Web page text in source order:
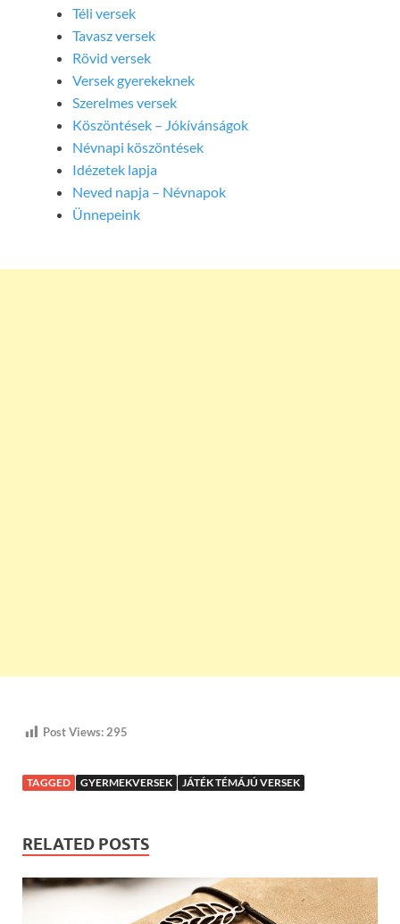
Téli versek
Tavasz versek
Rövid versek
Versek gyerekeknek
Szerelmes versek
Köszöntések – Jókívánságok
Névnapi köszöntések
Idézetek lapja
Neved napja – Névnapok
Ünnepeink
Post Views: 295
TAGGED GYERMEKVERSEK JÁTÉK TÉMÁJÚ VERSEK
RELATED POSTS